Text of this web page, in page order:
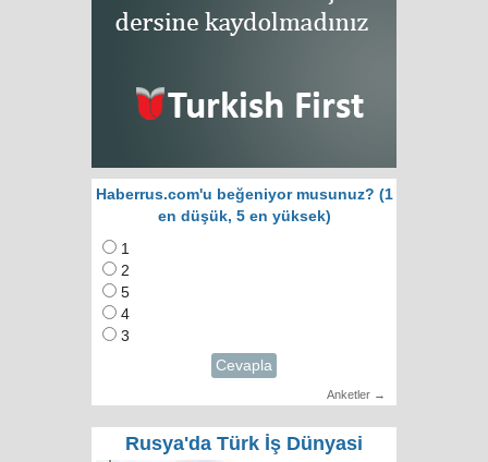
Haberrus.com'u beğeniyor musunuz? (1
en düşük, 5 en yüksek)
1
2
5
4
3
Cevapla
Anketler →
Rusya'da Türk İş Dünyasi